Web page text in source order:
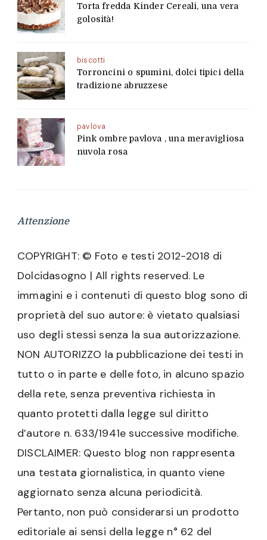
Torta fredda Kinder Cereali, una vera
golosità!
biscotti
Torroncini o spumini, dolci tipici della
tradizione abruzzese
pavlova
Pink ombre pavlova , una meravigliosa
nuvola rosa
Attenzione
COPYRIGHT: © Foto e testi 2012-2018 di
Dolcidasogno | All rights reserved. Le
immagini e i contenuti di questo blog sono di
proprietà del suo autore: è vietato qualsiasi
uso degli stessi senza la sua autorizzazione.
NON AUTORIZZO la pubblicazione dei testi in
tutto o in parte e delle foto, in alcuno spazio
della rete, senza preventiva richiesta in
quanto protetti dalla legge sul diritto
d’autore n. 633/1941e successive modifiche.
DISCLAIMER: Questo blog non rappresenta
una testata giornalistica, in quanto viene
aggiornato senza alcuna periodicità.
Pertanto, non può considerarsi un prodotto
editoriale ai sensi della legge n° 62 del